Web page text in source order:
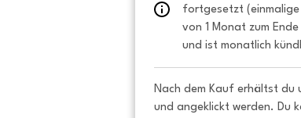
fortgesetzt (einmalige
von 1 Monat zum
und ist monatlich
Nach dem Kauf erhältst du
und angeklickt werden. Du